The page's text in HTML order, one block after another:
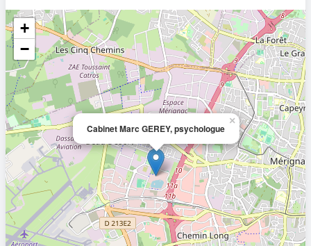
Cabinet Marc GEREY, psychologue
×
+
−